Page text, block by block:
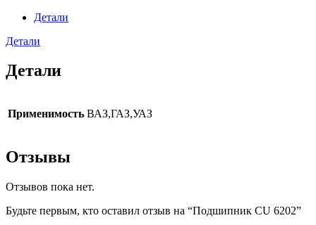
Детали
Детали
Детали
Применимость ВАЗ,ГАЗ,УАЗ
Отзывы
Отзывов пока нет.
Будьте первым, кто оставил отзыв на “Подшипник CU 6202”